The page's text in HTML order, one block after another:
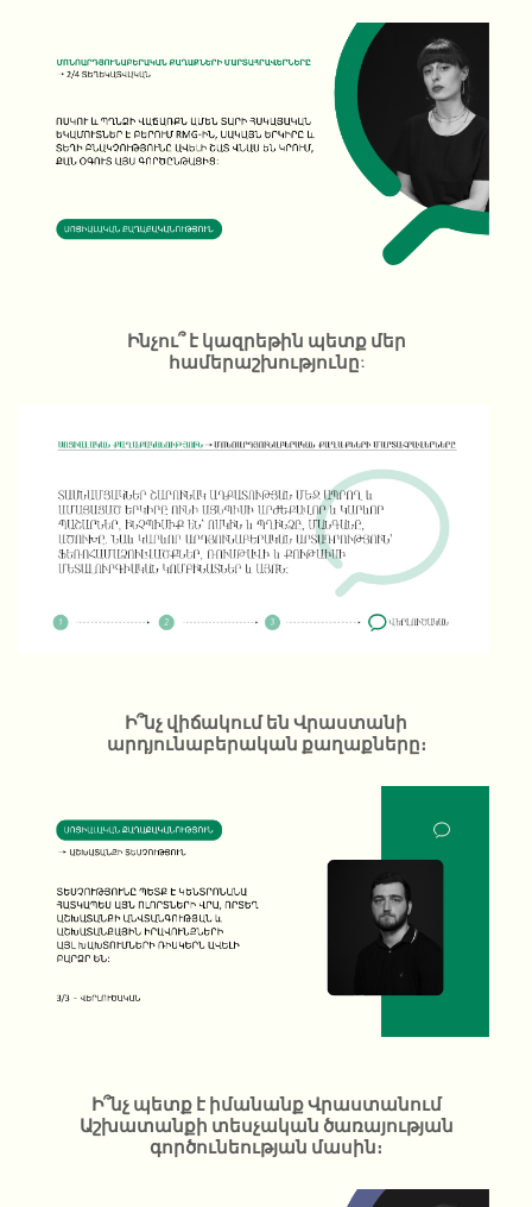
Ինչու՞ է կազրեթին պետք մեր
համերաշխությունը:
Ի՞նչ վիճակում են Վրաստանի
արդյունաբերական քաղաքները։
Ի՞նչ պետք է իմանանք Վրաստանում
Աշխատանքի տեսչական ծառայության
գործունեության մասին։